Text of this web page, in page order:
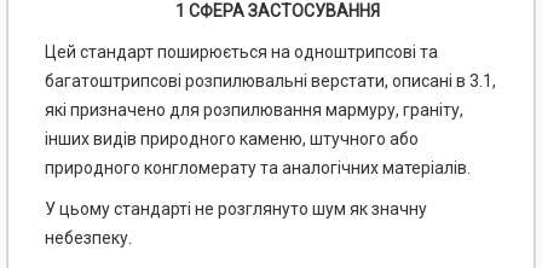
1 СФЕРА ЗАСТОСУВАННЯ
Цей стандарт поширюється на одноштрипсові та
багатоштрипсові розпилювальні верстати, описані в 3.1,
які призначено для розпилювання мармуру, граніту,
інших видів природного каменю, штучного або
природного конгломерату та аналогічних матеріалів.
У цьому стандарті не розглянуто шум як значну
небезпеку.